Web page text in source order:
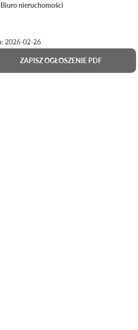
Biuro nieruchomości
2026-02-26
ZAPISZ OGŁOSZENIE PDF